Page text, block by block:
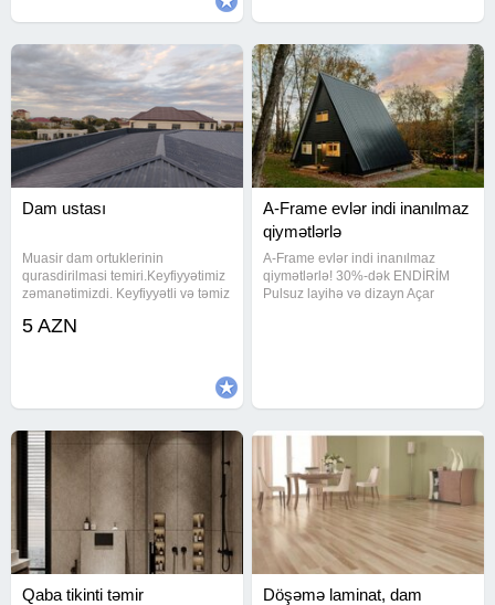
Dam ustası
Muasir dam ortuklerinin
qurasdirilmasi temiri.Keyfiyyətimiz
zəmanətimizdi. Keyfiyyətli və təmiz
bilərsiniz.Azerbaycanin her bir
5 AZN
A-Frame evlər indi inanılmaz
qiymətlərlə
A-Frame evlər indi inanılmaz
qiymətlərlə! 30%-dək ENDİRİM
Pulsuz layihə və dizayn Açar
Qaba tikinti təmir
Döşəmə laminat, dam